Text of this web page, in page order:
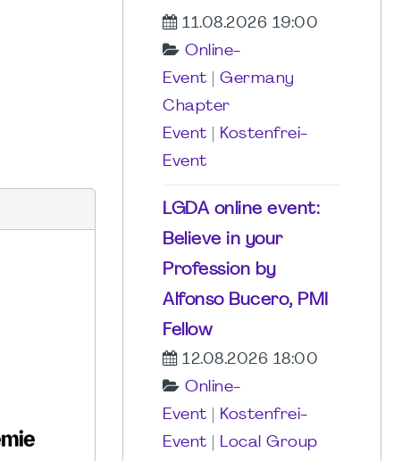
11.08.2026 19:00
Online-
Event
Germany
Chapter
Event
Kostenfrei-
Event
LGDA online event:
Believe in your
Profession by
Alfonso Bucero, PMI
Fellow
12.08.2026 18:00
Online-
Event
Kostenfrei-
Event
Local Group